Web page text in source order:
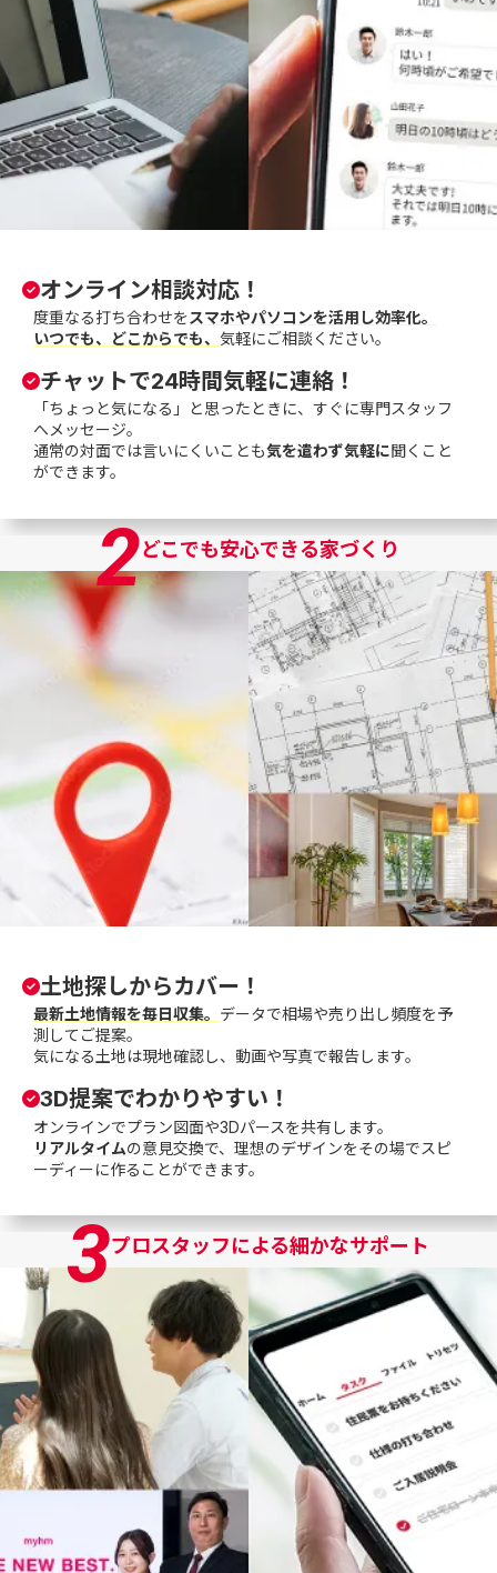
オンライン相談対応！
度重なる打ち合わせをスマホやパソコンを活用し効率化。
いつでも、どこからでも、 気軽にご相談ください。
チャットで24時間気軽に連絡！
「ちょっと気になる」と思ったときに、すぐに専門スタッフ
へメッセージ。
通常の対面では言いにくいことも気を遣わず気軽に聞くこと
ができます。
2どこでも安心できる家づくり
土地探しからカバー！
最新土地情報を毎日収集。 データで相場や売り出し頻度を予
測してご提案。
気になる土地は現地確認し、動画や写真で報告します。
3D提案でわかりやすい！
オンラインでプラン図面や3Dパースを共有します。
リアルタイムの意見交換で、理想のデザインをその場でスピ
ーディーに作ることができます。
3プロスタッフによる細かなサポート